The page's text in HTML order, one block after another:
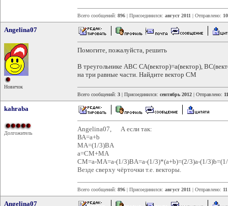
Всего сообщений: 896 | Присоединился: август 2011 | Отправлено:
Angelina07
Новичок
Помогите, пожалуйста, решить
В треугольнике ABC СА(вектор)=а(вектор),
на три равные части. Найдите вектор CM
Всего сообщений: 3 | Присоединился: сентябрь 2012 | Отправлено:
kahraba
Долгожитель
Angelina07, А если так:
ВА=a+b
MA=(1/3)BA
a=CM+MA
CM=a-MA=a-(1/3)BA=a-(1/3)*(a+b)=(2/3)a-(1/
Везде сверху чёрточки т.е. векторы.
Всего сообщений: 896 | Присоединился: август 2011 | Отправлено:
Angelina07